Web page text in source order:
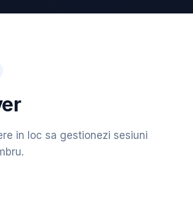
in loc sa gestionezi sesiuni